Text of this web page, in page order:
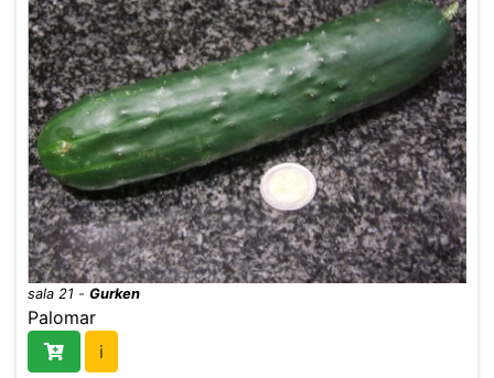
sala 21 - Gurken
Palomar
i